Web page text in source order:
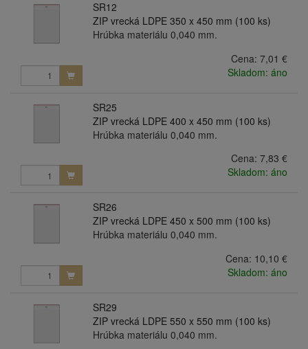
SR12
ZIP vrecká LDPE 350 x 450 mm (100 ks)
Hrúbka materiálu 0,040 mm.
Cena: 7,01 €
Skladom: áno
SR25
ZIP vrecká LDPE 400 x 450 mm (100 ks)
Hrúbka materiálu 0,040 mm.
Cena: 7,83 €
Skladom: áno
SR26
ZIP vrecká LDPE 450 x 500 mm (100 ks)
Hrúbka materiálu 0,040 mm.
Cena: 10,10 €
Skladom: áno
SR29
ZIP vrecká LDPE 550 x 550 mm (100 ks)
Hrúbka materiálu 0,040 mm.